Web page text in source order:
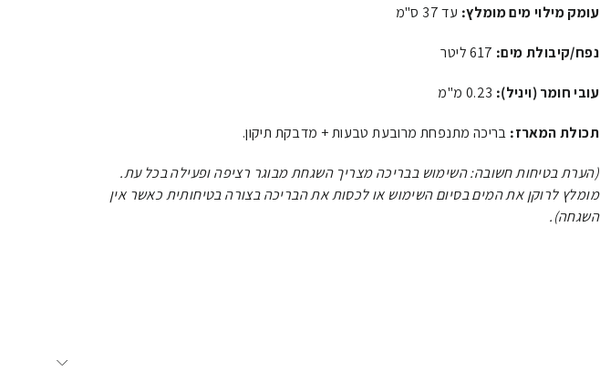
עומק מילוי מים מומלץ: עד 37 ס"מ
נפח/קיבולת מים:
עובי חומר (ויניל):
תכולת המארז: בריכה מתנפחת מרובעת טבעות + מדבקת תיקון.
(הערת בטיחות חשובה: השימוש בבריכה מצריך השגחת מבוגר רציפה ופעילה בכל עת.
מומלץ לרוקן את המים בסיום השימוש או לכסות את הבריכה בצורה בטיחותית כאשר אין
השגחה).